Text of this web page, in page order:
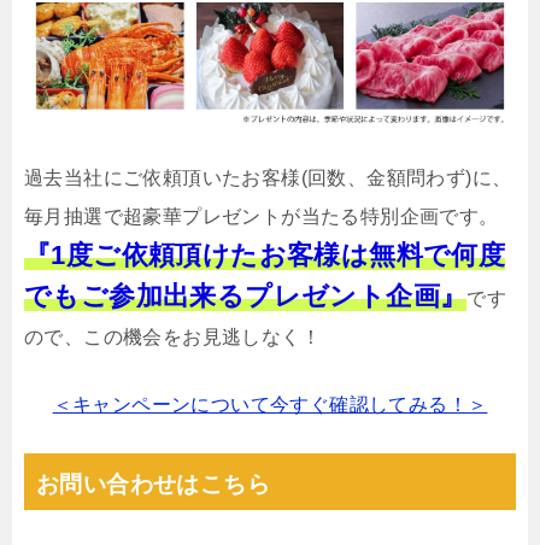
過去当社にご依頼頂いたお客様(回数、金額問わず)に、
毎月抽選で超豪華プレゼントが当たる特別企画です。
『1度ご依頼頂けたお客様は無料で何度
でもご参加出来るプレゼント企画』です
ので、この機会をお見逃しなく！
＜キャンペーンについて今すぐ確認してみる！＞
お問い合わせはこちら